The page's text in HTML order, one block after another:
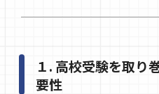
１. 高校受験を取り
要性